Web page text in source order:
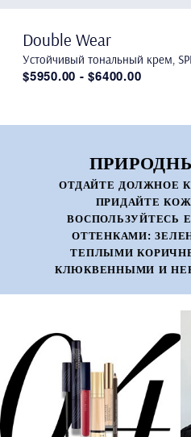
Double Wear
Устойчивый тональный крем,
$5950.00 - $6400.00
ОТДАЙТЕ ДОЛЖНОЕ
ПРИДАЙТЕ
ВОСПОЛЬЗУЙТЕСЬ
ОТТЕНКАМИ:
ТЕПЛЫМИ
КЛЮКВЕННЫМИ И